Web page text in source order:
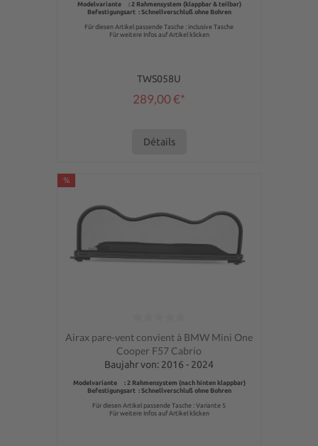
Modelvariante : 2 Rahmensystem (klappbar & teilbar)
Befestigungsart : Schnellverschluß ohne Bohren
Für diesen Artikel passende Tasche : inclusive Tasche
Für weitere Infos auf Artikel klicken
TWS058U
289,00 €*
Détails
%
Note moyenne de 0 sur 5 étoiles
Airax pare-vent convient à BMW Mini One
Cooper F57 Cabrio
Baujahr von: 2016 - 2024
Modelvariante : 2 Rahmensystem (nach hinten klappbar)
Befestigungsart : Schnellverschluß ohne Bohren
Für diesen Artikel passende Tasche : Variante 5
Für weitere Infos auf Artikel klicken